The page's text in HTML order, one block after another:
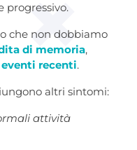
progressivo.
che non dobbiamo
di memoria,
eventi recenti.
altri sintomi:
attività